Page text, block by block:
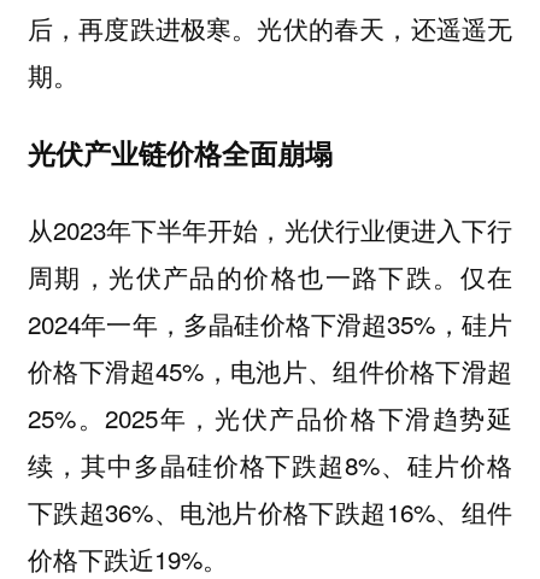
后，再度跌进极寒。光伏的春天，还遥遥无
期。
光伏产业链价格全面崩塌
从2023年下半年开始，光伏行业便进入下行
周期，光伏产品的价格也一路下跌。仅在
2024年一年，多晶硅价格下滑超35%，硅片
价格下滑超45%，电池片、组件价格下滑超
25%。2025年，光伏产品价格下滑趋势延
续，其中多晶硅价格下跌超8%、硅片价格
下跌超36%、电池片价格下跌超16%、组件
价格下跌近19%。